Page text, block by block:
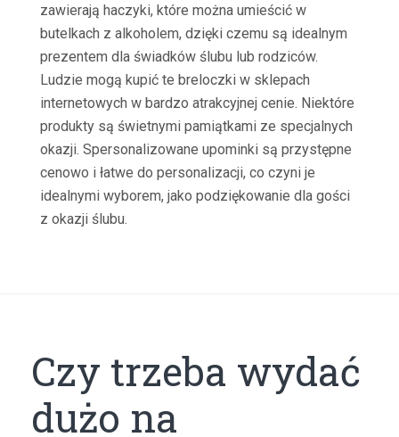
zawierają haczyki, które można umieścić w
butelkach z alkoholem, dzięki czemu są idealnym
prezentem dla świadków ślubu lub rodziców.
Ludzie mogą kupić te breloczki w sklepach
internetowych w bardzo atrakcyjnej cenie. Niektóre
produkty są świetnymi pamiątkami ze specjalnych
okazji. Spersonalizowane upominki są przystępne
cenowo i łatwe do personalizacji, co czyni je
idealnymi wyborem, jako podziękowanie dla gości
z okazji ślubu.
Czy trzeba wydać
dużo na